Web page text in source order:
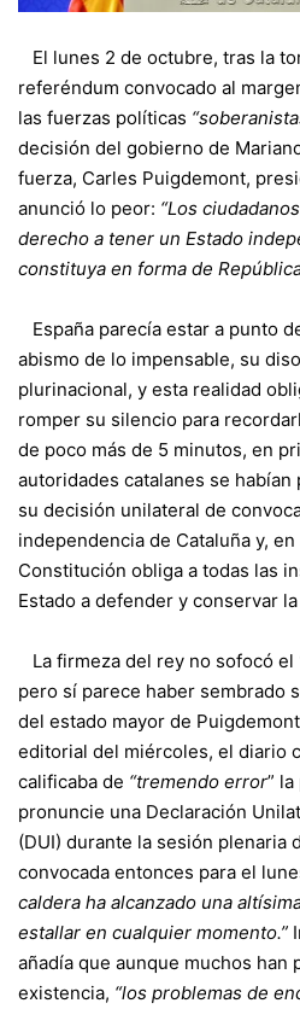
El lunes 2 de octubre, tras la
referéndum convocado al
las fuerzas políticas
decisión del gobierno de
fuerza, Carles Puigdemont,
anunció lo peor: “Los
derecho a tener un Estado
constituya en forma de
España parecía estar a punto
abismo de lo impensable, su
plurinacional, y esta realidad
romper su silencio para
de poco más de 5 minutos, en
autoridades catalanes se
su decisión unilateral de
independencia de Cataluña y,
Constitución obliga a todas las
Estado a defender y conservar
La firmeza del rey no sofocó el
pero sí parece haber sembrado
del estado mayor de
editorial del miércoles, el diario
calificaba de “tremendo error”
pronuncie una Declaración
(DUI) durante la sesión plenaria
convocada entonces para el
caldera ha alcanzado una
estallar en cualquier momento.”
añadía que aunque muchos han
existencia, “los problemas de